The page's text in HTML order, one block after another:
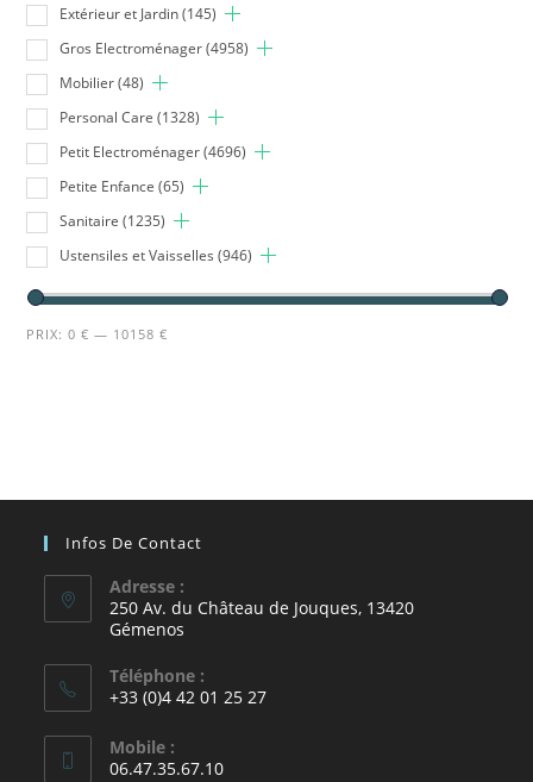
Extérieur et Jardin (145)
Gros Electroménager (4958)
Mobilier (48)
Personal Care (1328)
Petit Electroménager (4696)
Petite Enfance (65)
Sanitaire (1235)
Ustensiles et Vaisselles (946)
PRIX:0 € — 10158 €
Infos De Contact
Adresse :
250 Av. du Château de Jouques, 13420
Gémenos
Téléphone :
+33 (0)4 42 01 25 27
Mobile :
06.47.35.67.10